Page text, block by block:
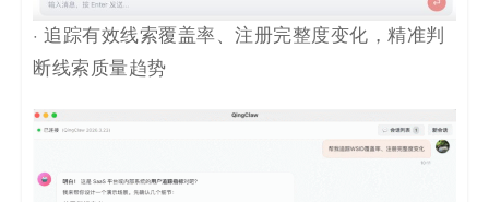
· 追踪有效线索覆盖率、注册完整度变化，精准判
断线索质量趋势